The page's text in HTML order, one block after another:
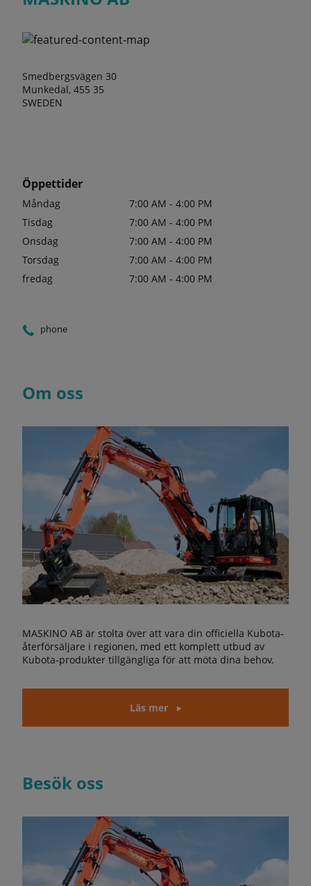
Smedbergsvägen 30
Munkedal, 455 35
SWEDEN
Öppettider
Måndag
7:00 AM - 4:00 PM
Tisdag
7:00 AM - 4:00 PM
Onsdag
7:00 AM - 4:00 PM
Torsdag
7:00 AM - 4:00 PM
fredag
7:00 AM - 4:00 PM
phone
Om oss
MASKINO AB är stolta över att vara din officiella Kubota-
återförsäljare i regionen, med ett komplett utbud av
Kubota-produkter tillgängliga för att möta dina behov.
Läs mer
Besök oss